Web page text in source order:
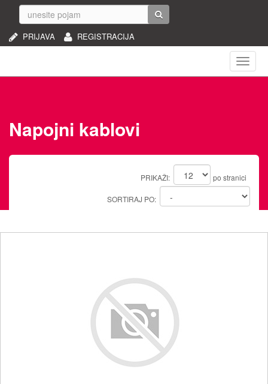
REGISTRACIJA
PRIJAVA
Napojni kablovi
PRIKAŽI: po stranici
SORTIRAJ PO: